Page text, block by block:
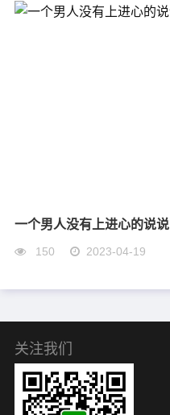
一个男人没有上进心的说说
150 2023-04-19
关注我们